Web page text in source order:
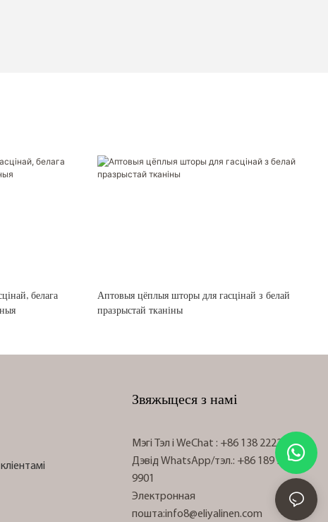
белага
Аптовыя цёплыя шторы для гасцінай з белай
празрыстай тканіны
Звяжыцеся з намі
Мэгі Тэлі WeChat : +86 138 2222 0030
Дэвід WhatsApp/тэл.: +86 189 3398
9901
Электронная
пошта:info8@eliyalinen.com